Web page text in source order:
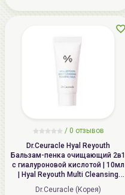
/ 0 отзывов
Dr.Ceuracle Hyal Reyouth
Бальзам-пенка очищающий 2в1
с гиалуроновой кислотой | 10мл
| Hyal Reyouth Multi Cleansing
Foaming Balm
Dr.Ceuracle (Корея)